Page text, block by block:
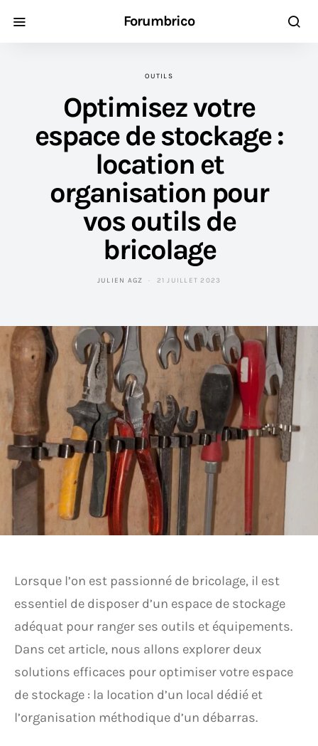
Forumbrico
OUTILS
Optimisez votre
espace de stockage :
location et
organisation pour
vos outils de
bricolage
JULIEN AGZ 21 JUILLET 2023
Lorsque l’on est passionné de bricolage, il est
essentiel de disposer d’un espace de stockage
adéquat pour ranger ses outils et équipements.
Dans cet article, nous allons explorer deux
solutions efficaces pour optimiser votre espace
de stockage : la location d’un local dédié et
l’organisation méthodique d’un débarras.